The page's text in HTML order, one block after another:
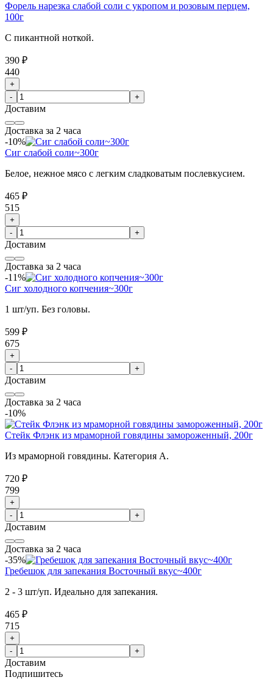
Форель нарезка слабой соли с укропом и розовым перцем,
100г
С пикантной ноткой.
390 ₽
440
+
-
+
Доставим
Доставка за 2 часа
-10%
Сиг слабой соли~300г
Белое, нежное мясо с легким сладковатым послевкусием.
465 ₽
515
+
-
+
Доставим
Доставка за 2 часа
-11%
Сиг холодного копчения~300г
1 шт/уп. Без головы.
599 ₽
675
+
-
+
Доставим
Доставка за 2 часа
-10%
Стейк Флэнк из мраморной говядины замороженный, 200г
Из мраморной говядины. Категория А.
720 ₽
799
+
-
+
Доставим
Доставка за 2 часа
-35%
Гребешок для запекания Восточный вкус~400г
2 - 3 шт/уп. Идеально для запекания.
465 ₽
715
+
-
+
Доставим
Подпишитесь